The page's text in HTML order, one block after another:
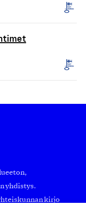
yhdistys.
kirjo